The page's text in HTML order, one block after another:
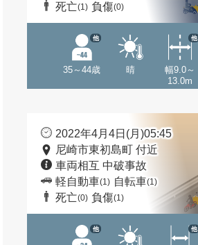
死亡(1) 負傷(0)
35～44歳
他
晴
幅9.0～
13.0m
他
2022年4月4日(月)05:45
尼崎市東初島町 付近
車両相互 中破事故
軽自動車(1) 自転車(1)
死亡(0) 負傷(1)
他 他